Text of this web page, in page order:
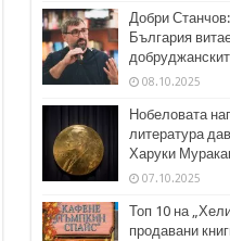
Добри
България
08.10.2025
Нобеловата
литература
Харуки
07.10.2025
Топ 10 на
продавани